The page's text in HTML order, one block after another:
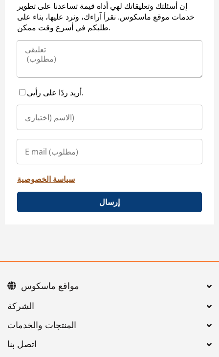
إن أسئلتك وتعليقاتك لهي أداة قيمة تساعدنا على تطوير
خدمات موقع ماسكوس. نقرأ آراءك، ونرد عليها، بناء على
طلبكم في أسرع وقت ممكن.
أريد ردًا على رأيي.
سياسة الخصوصية
إرسال
اتصل بنا
مواقع ماسكوس